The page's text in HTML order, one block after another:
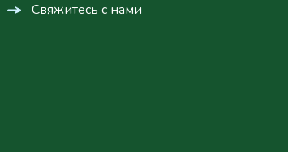
Свяжитесь с нами